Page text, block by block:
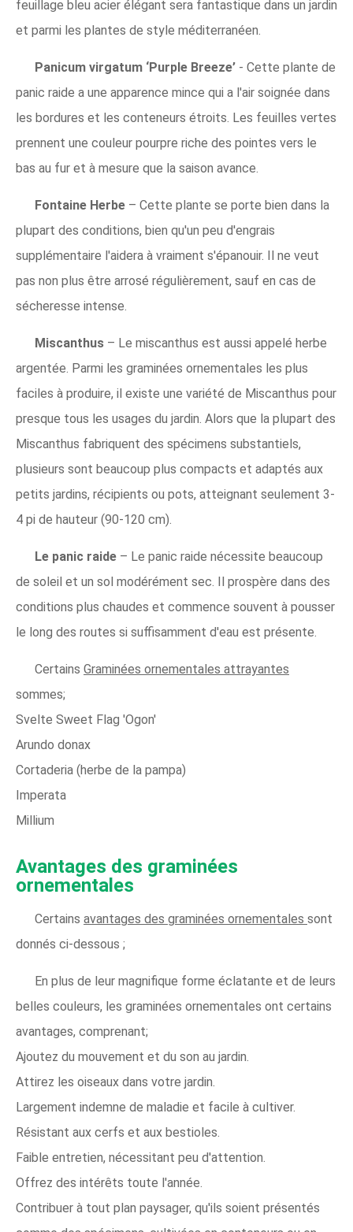
feuillage bleu acier élégant sera fantastique dans un jardin
et parmi les plantes de style méditerranéen.
Panicum virgatum ‘Purple Breeze’ - Cette plante de
panic raide a une apparence mince qui a l'air soignée dans
les bordures et les conteneurs étroits. Les feuilles vertes
prennent une couleur pourpre riche des pointes vers le
bas au fur et à mesure que la saison avance.
Fontaine Herbe – Cette plante se porte bien dans la
plupart des conditions, bien qu'un peu d'engrais
supplémentaire l'aidera à vraiment s'épanouir. Il ne veut
pas non plus être arrosé régulièrement, sauf en cas de
sécheresse intense.
Miscanthus – Le miscanthus est aussi appelé herbe
argentée. Parmi les graminées ornementales les plus
faciles à produire, il existe une variété de Miscanthus pour
presque tous les usages du jardin. Alors que la plupart des
Miscanthus fabriquent des spécimens substantiels,
plusieurs sont beaucoup plus compacts et adaptés aux
petits jardins, récipients ou pots, atteignant seulement 3-
4 pi de hauteur (90-120 cm).
Le panic raide – Le panic raide nécessite beaucoup
de soleil et un sol modérément sec. Il prospère dans des
conditions plus chaudes et commence souvent à pousser
le long des routes si suffisamment d'eau est présente.
Certains Graminées ornementales attrayantes
sommes;
Svelte Sweet Flag 'Ogon'
Arundo donax
Cortaderia (herbe de la pampa)
Imperata
Millium
Avantages des graminées
ornementales
Certains avantages des graminées ornementales sont
donnés ci-dessous ;
En plus de leur magnifique forme éclatante et de leurs
belles couleurs, les graminées ornementales ont certains
avantages, comprenant;
Ajoutez du mouvement et du son au jardin.
Attirez les oiseaux dans votre jardin.
Largement indemne de maladie et facile à cultiver.
Résistant aux cerfs et aux bestioles.
Faible entretien, nécessitant peu d'attention.
Offrez des intérêts toute l'année.
Contribuer à tout plan paysager, qu'ils soient présentés